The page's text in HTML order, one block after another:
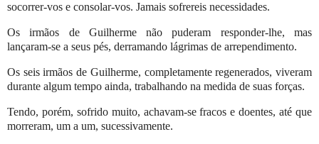
socorrer-vos e consolar-vos. Jamais sofrereis necessidades.
Os irmãos de Guilherme não puderam responder-lhe, mas
lançaram-se a seus pés, derramando lágrimas de arrependimento.
Os seis irmãos de Guilherme, completamente regenerados, viveram
durante algum tempo ainda, trabalhando na medida de suas forças.
Tendo, porém, sofrido muito, achavam-se fracos e doentes, até que
morreram, um a um, sucessivamente.